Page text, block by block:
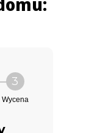
3
Wycena